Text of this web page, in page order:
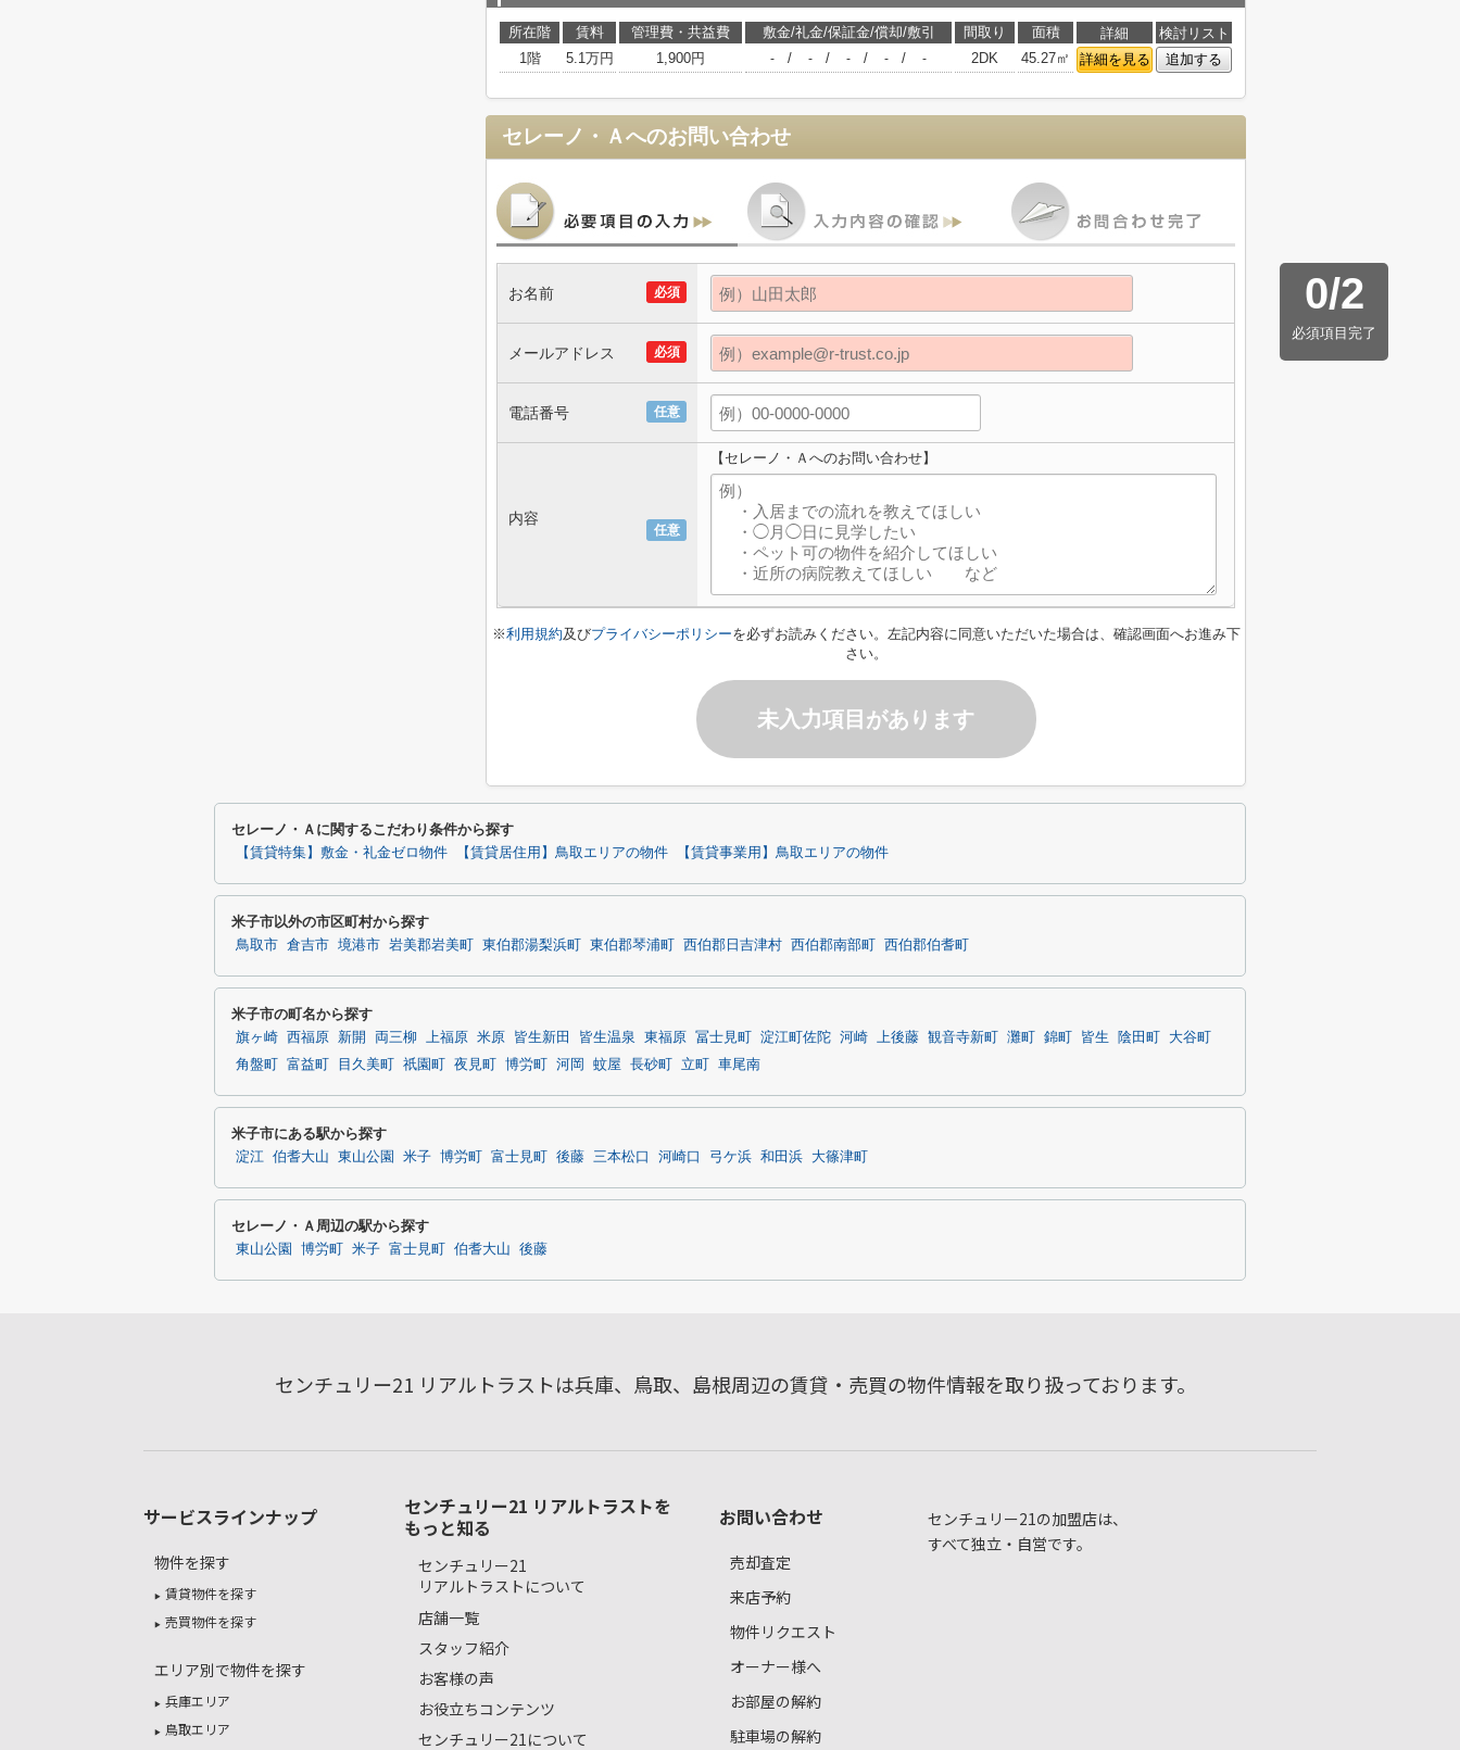
所在階 賃料 管理費・共益費 敷金/礼金/保証金/償却/敷引 間取り 面積 詳細
検討リスト
1階
5.1万円 1,900円 - / - / - / - / - 2DK 45.27㎡ 詳細を見る 追加する
セレーノ・Ａへのお問い合わせ
0/2
必須項目完了
必須
お名前
必須
メールアドレス
任意
電話番号
任意
内容
【セレーノ・Ａへのお問い合わせ】
※利用規約及びプライバシーポリシーを必ずお読みください。左記内容に同意いただいた場合は、確認画面へお進み下
さい。
未入力項目があります
セレーノ・Ａに関するこだわり条件から探す
【賃貸特集】敷金・礼金ゼロ物件 【賃貸居住用】鳥取エリアの物件 【賃貸事業用】鳥取エリアの物件
米子市以外の市区町村から探す
鳥取市 倉吉市 境港市 岩美郡岩美町 東伯郡湯梨浜町 東伯郡琴浦町 西伯郡日吉津村 西伯郡南部町 西伯郡伯耆町
米子市の町名から探す
旗ヶ崎 西福原 新開 両三柳 上福原 米原 皆生新田 皆生温泉 東福原 冨士見町 淀江町佐陀 河崎 上後藤 観音寺新町 灘町 錦町 皆生 陰田町
大谷町
角盤町
富益町 目久美町 祇園町 夜見町 博労町 河岡 蚊屋 長砂町 立町 車尾南
米子市にある駅から探す
淀江 伯耆大山 東山公園 米子 博労町 富士見町 後藤 三本松口 河崎口 弓ケ浜 和田浜 大篠津町
セレーノ・Ａ周辺の駅から探す
東山公園 博労町 米子 富士見町 伯耆大山 後藤
センチュリー21 リアルトラストは兵庫、鳥取、島根周辺の賃貸・売買の物件情報を取り扱っております。
サービスラインナップ
物件を探す
賃貸物件を探す
売買物件を探す
エリア別で物件を探す
兵庫エリア
鳥取エリア
センチュリー21 リアルトラストを
もっと知る
センチュリー21
リアルトラストについて
店舗一覧
スタッフ紹介
お客様の声
お役立ちコンテンツ
センチュリー21について
お問い合わせ
売却査定
来店予約
物件リクエスト
オーナー様へ
お部屋の解約
駐車場の解約
センチュリー21の加盟店は、
すべて独立・自営です。